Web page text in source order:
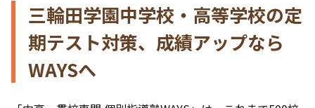
三輪田学園中学校・高等学校の定
期テスト対策、成績アップなら
WAYSへ